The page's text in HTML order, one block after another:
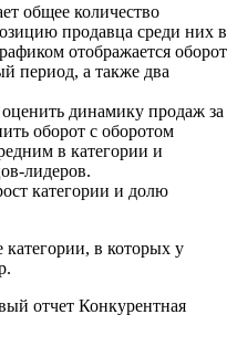
общее количество
продавца среди них в
отображается оборот
период, а также два
динамику продаж за
оборот с оборотом
в категории и
лидеров.
категории и долю
категории, в которых у